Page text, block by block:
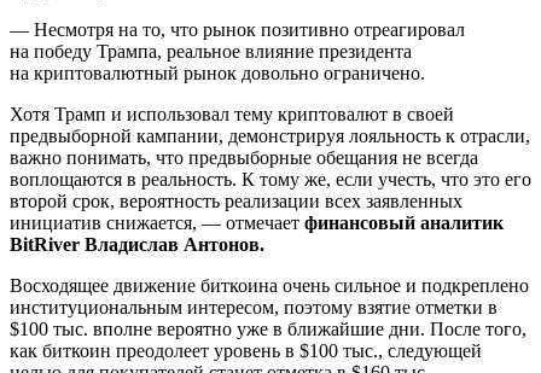
— Несмотря на то, что рынок позитивно отреагировал
на победу Трампа, реальное влияние президента
на криптовалютный рынок довольно ограничено.
Хотя Трамп и использовал тему криптовалют в своей
предвыборной кампании, демонстрируя лояльность к отрасли,
важно понимать, что предвыборные обещания не всегда
воплощаются в реальность. К тому же, если учесть, что это его
второй срок, вероятность реализации всех заявленных
инициатив снижается, — отмечает финансовый аналитик
BitRiver Владислав Антонов.
Восходящее движение биткоина очень сильное и подкреплено
институциональным интересом, поэтому взятие отметки в
$100 тыс. вполне вероятно уже в ближайшие дни. После того,
как биткоин преодолеет уровень в $100 тыс., следующей